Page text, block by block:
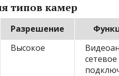
типов камер
Разрешение
Высокое
сетевое